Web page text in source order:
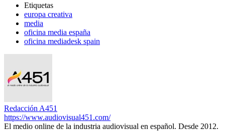
Etiquetas
europa creativa
media
oficina media españa
oficina mediadesk spain
Redacción A451
https://www.audiovisual451.com/
El medio online de la industria audiovisual en español. Desde 2012.